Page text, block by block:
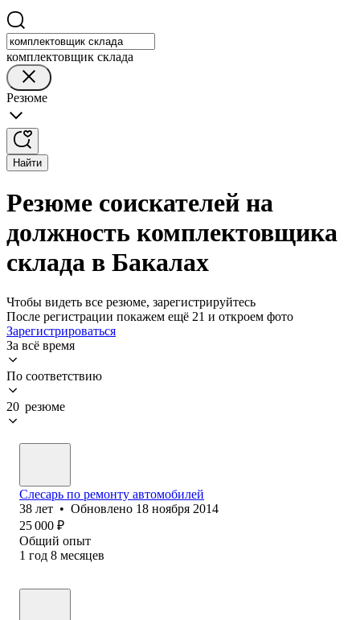
комплектовщик склада
Резюме
Найти
Резюме соискателей на
должность комплектовщика
склада в Бакалах
Чтобы видеть все резюме, зарегистрируйтесь
После регистрации покажем ещё 21 и откроем фото
Зарегистрироваться
За всё время
По соответствию
20 резюме
Слесарь по ремонту автомобилей
38 лет • Обновлено 18 ноября 2014
25 000 ₽
Общий опыт
1 год 8 месяцев